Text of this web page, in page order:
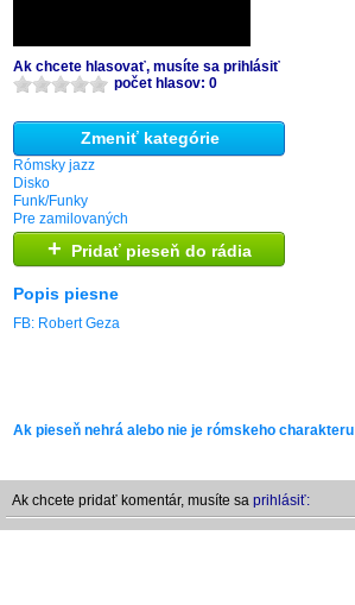
Ak chcete hlasovať, musíte sa prihlásiť
počet hlasov: 0
Zmeniť kategórie
Rómsky jazz
Disko
Funk/Funky
Pre zamilovaných
+ Pridať pieseň do rádia
Popis piesne
FB: Robert Geza
Ak pieseň nehrá alebo nie je rómskeho charakteru
Ak chcete pridať komentár, musíte sa prihlásiť: